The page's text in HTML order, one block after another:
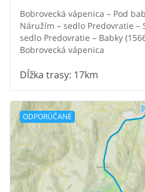
Bobrovecká vápenica – Pod
Náružím – sedlo Predovratie –
sedlo Predovratie – Babky
Bobrovecká vápenica
Dĺžka trasy: 17km
ODPORÚČANÉ